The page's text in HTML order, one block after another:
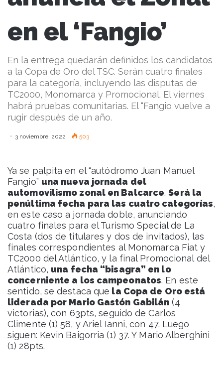
en el ‘Fangio’
En la entrega quedarán definidos los candidatos
a la Copa de Oro del TSC. Serán cuatro finales
para la categoría, incluyendo las disputas de
TC2000, Monomarca y Promocional. El viernes
habrá pruebas comunitarias. El “Fangio vuelve a
rugir después de un año.
3 noviembre, 2022 503
Ya se palpita en el “autódromo Juan Manuel
Fangio” una nueva jornada del
automovilismo zonal en Balcarce.Será la
penúltima fecha para las cuatro categorías,
en este caso a jornada doble, anunciando
cuatro finales para el Turismo Special de La
Costa (dos de titulares y dos de invitados), las
finales correspondientes al Monomarca Fiat y
TC2000 del Atlántico, y la final Promocional del
Atlántico, una fecha “bisagra” en lo
concerniente a los campeonatos. En este
sentido, se destaca que la Copa de Oro está
liderada por Mario Gastón Gabilán (4
victorias), con 63pts, seguido de Carlos
Climente (1) 58, y Ariel Ianni, con 47. Luego
siguen: Kevin Baigorria (1) 37. Y Mario Alberghini
(1) 28pts.